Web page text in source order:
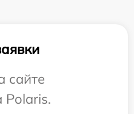
сайте
Polaris.